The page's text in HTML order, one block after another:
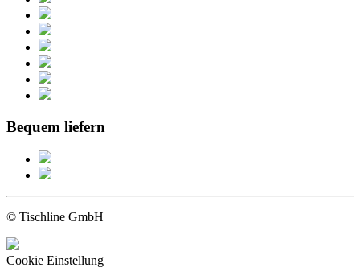
Bequem liefern
© Tischline GmbH
Cookie Einstellung